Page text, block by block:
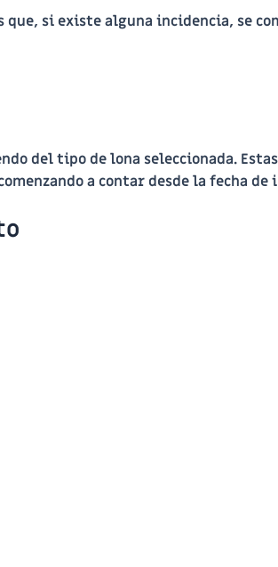
si existe alguna incidencia, se
del tipo de lona seleccionada.
a contar desde la fecha de